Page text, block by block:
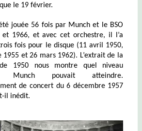
le 19 février.
jouée 56 fois par Munch et le BSO
1966, et avec cet orchestre, il l’a
fois pour le disque (11 avril 1950,
1955 et 26 mars 1962). L’extrait de la
1950 nous montre quel niveau
Munch pouvait atteindre.
de concert du 6 décembre 1957
il inédit.